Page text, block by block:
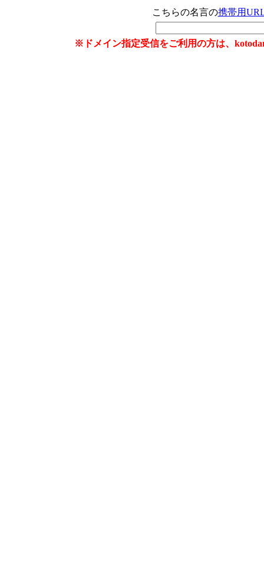
こちらの名言の携帯用
※ドメイン指定受信をご利用の方は、